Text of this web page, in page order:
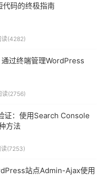
码的终极指南
读(4282)
过终端管理WordPress
读(2756)
证：使用Search Console
方法
读(7253)
站点Admin-Ajax使用